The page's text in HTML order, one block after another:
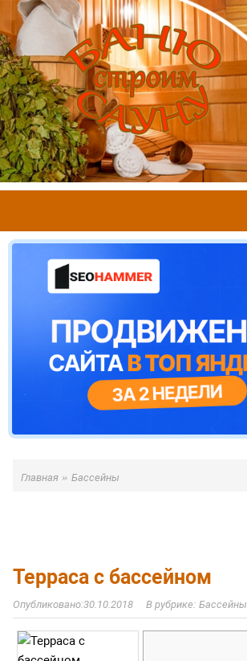
Главная » Бассейны
Терраса с бассейном
30.10.2018 Бассейны